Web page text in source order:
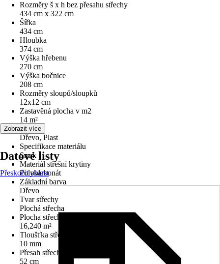
Rozměry š x h bez přesahu střechy
434 cm x 322 cm
Šířka
434 cm
Hloubka
374 cm
Výška hřebenu
270 cm
Výška bočnice
208 cm
Rozměry sloupů/sloupků
12x12 cm
Zastavěná plocha v m2
14 m²
Materiál
Dřevo, Plast
Specifikace materiálu
Smrk
Materiál střešní krytiny
Polykarbonát
Základní barva
Dřevo
Tvar střechy
Plochá střecha
Plocha střechy
16,240 m²
Tloušťka střechy
10 mm
Přesah střechy přední
52 cm
Zobrazit více
Datové listy
Přeskočit oblast